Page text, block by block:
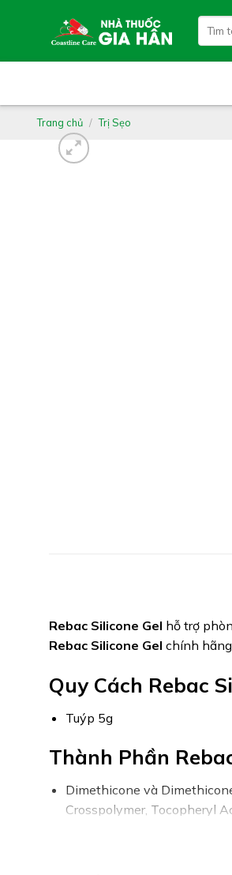
kiếm:
Trang chủ / Trị Sẹo
Rebac Silicone Gel hỗ trợ
Rebac Silicone Gel chính
Quy Cách Rebac
Tuýp 5g
Thành Phần
Dimethicone và
Crosspolymer, Tocopheryl
Hyaluronate, st-